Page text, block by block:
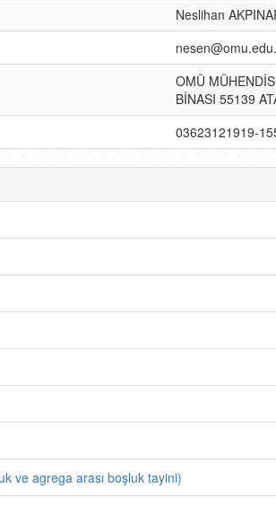
Neslihan
OMÜ
BİNASI 55139
03623121919-
ve agrega arası boşluk tayini)